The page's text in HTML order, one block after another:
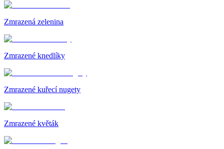
Zmrazená zelenina
Zmrazené knedlíky
Zmrazené kuřecí nugety
Zmrazené květák